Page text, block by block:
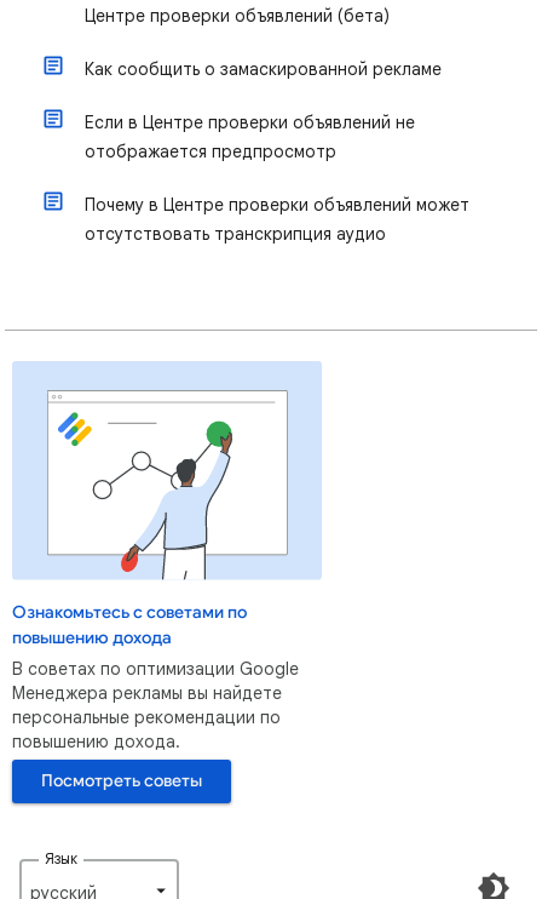
Центре проверки объявлений (бета)
Как сообщить о замаскированной рекламе
Если в Центре проверки объявлений не
отображается предпросмотр
Почему в Центре проверки объявлений может
отсутствовать транскрипция аудио
Ознакомьтесь с советами по
повышению дохода
В советах по оптимизации Google
Менеджера рекламы вы найдете
персональные рекомендации по
повышению дохода.
Посмотреть советы
Язык
русский‎